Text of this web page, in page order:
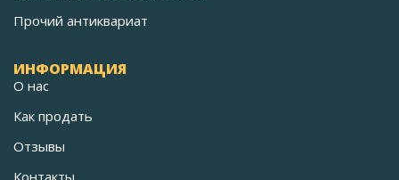
Прочий антиквариат
ИНФОРМАЦИЯ
О нас
Как продать
Отзывы
Контакты